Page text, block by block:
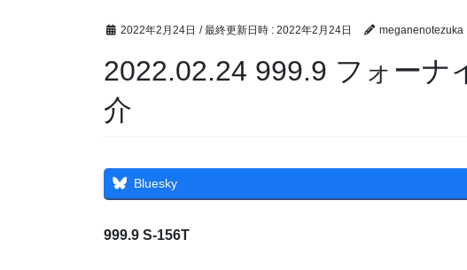
2022年2月24日 / 最終更新日時 : 2022年2月24日 meganenotezuka
2022.02.24 999.9 フォーナ
介
Bluesky
999.9 S-156T